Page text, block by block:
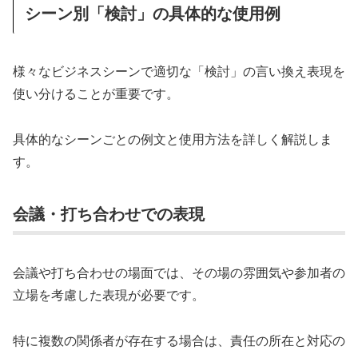
シーン別「検討」の具体的な使用例
様々なビジネスシーンで適切な「検討」の言い換え表現を
使い分けることが重要です。
具体的なシーンごとの例文と使用方法を詳しく解説しま
す。
会議・打ち合わせでの表現
会議や打ち合わせの場面では、その場の雰囲気や参加者の
立場を考慮した表現が必要です。
特に複数の関係者が存在する場合は、責任の所在と対応の